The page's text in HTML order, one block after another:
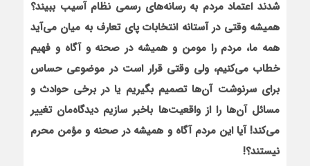
شدند اعتماد مردم به رسانههای رسمی نظام آسيب ببيند؟
هميشه وقتی در آستانه انتخابات پای تعارف به ميان میآيد
همه ما، مردم را مومن و هميشه در صحنه و آگاه و فهيم
خطاب میکنيم، ولی وقتی قرار است در موضوعی حساس
برای سرنوشت آنها تصميم بگيريم يا در برخی حوادث و
مسائل آنها را از واقعيتها باخبر سازيم ديدگاهمان تغيير
میکند! آيا اين مردم آگاه و هميشه در صحنه و مؤمن محرم
نيستند؟!